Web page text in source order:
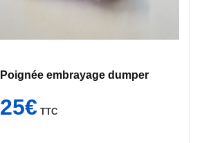
Poignée embrayage dumper
25€ TTC